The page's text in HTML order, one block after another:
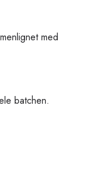
med
batchen.